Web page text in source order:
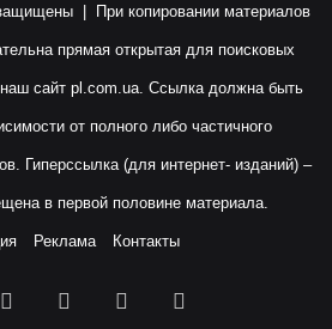
| При копировании материалов
прямая открытая для поисковых
сайт pl.com.ua. Ссылка должна быть
от полного либо частичного
Гиперссылка (для интернет- изданий) –
в первой половине материала.
Реклама Контакты
YouTubeInstagram